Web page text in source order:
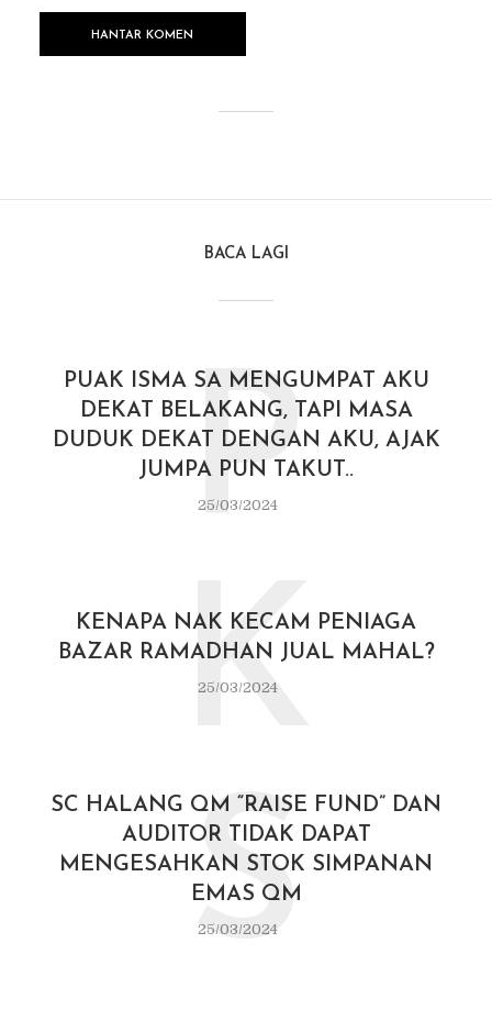
BACA LAGI
PUAK ISMA SA MENGUMPAT AKU
DEKAT BELAKANG, TAPI MASA
DUDUK DEKAT DENGAN AKU, AJAK
JUMPA PUN TAKUT..
25/03/2024
P
KENAPA NAK KECAM PENIAGA
BAZAR RAMADHAN JUAL MAHAL?
25/03/2024
K
SC HALANG QM “RAISE FUND” DAN
AUDITOR TIDAK DAPAT
MENGESAHKAN STOK SIMPANAN
EMAS QM
25/03/2024
S